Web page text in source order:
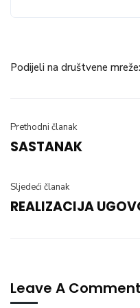
Podijeli na društvene mreže:
Prethodni članak
SASTANAK
Sljedeći članak
REALIZACIJA
Leave A Comment